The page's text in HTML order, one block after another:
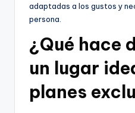
adaptadas a los gustos y
persona.
¿Qué hace
un lugar
planes